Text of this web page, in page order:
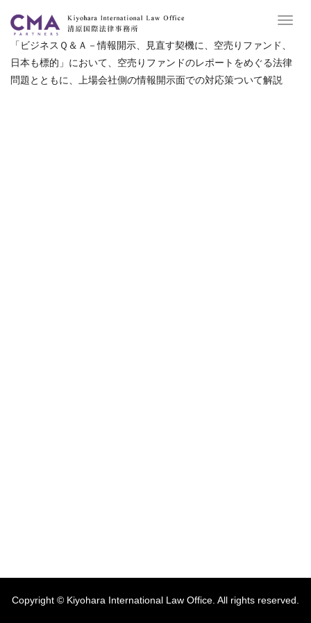
「ビジネスＱ＆Ａ－情報開示、見直す契機に、空売りファンド、
日本も標的」において、空売りファンドのレポートをめぐる法律
問題とともに、上場会社側の情報開示面での対応策ついて解説
Copyright © Kiyohara International Law Office. All rights reserved.